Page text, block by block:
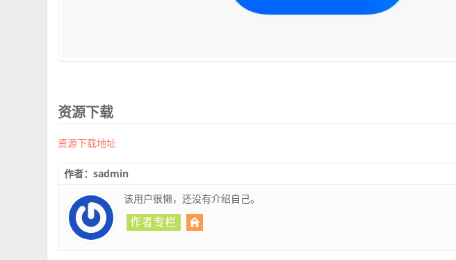
资源下载
资源下载地址
作者：sadmin
该用户很懒，还没有介绍自己。